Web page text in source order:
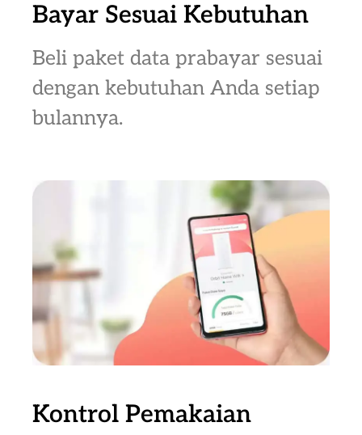
Bayar Sesuai Kebutuhan
Beli paket data prabayar sesuai
dengan kebutuhan Anda setiap
bulannya.
Kontrol Pemakaian